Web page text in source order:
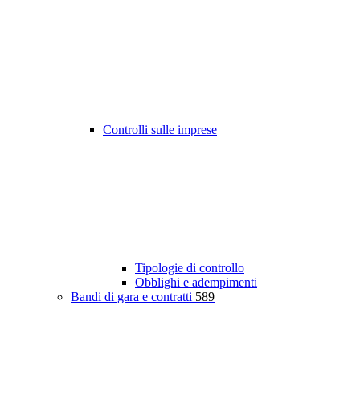
Controlli sulle imprese
Tipologie di controllo
Obblighi e adempimenti
Bandi di gara e contratti 589